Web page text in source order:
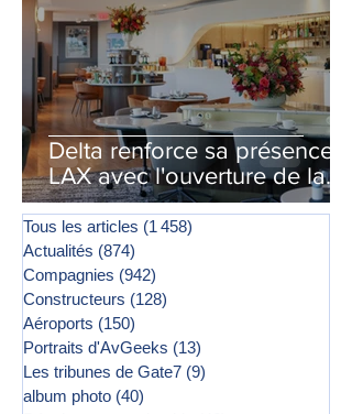
Delta renforce sa présence à
LAX avec l'ouverture de la
première phase d'un second
salon Delta One
Tous les articles (1 458)
Actualités (874)
Compagnies (942)
Constructeurs (128)
Aéroports (150)
Portraits d'AvGeeks (13)
Les tribunes de Gate7 (9)
album photo (40)